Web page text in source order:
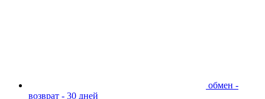
обмен -
возврат - 30 дней